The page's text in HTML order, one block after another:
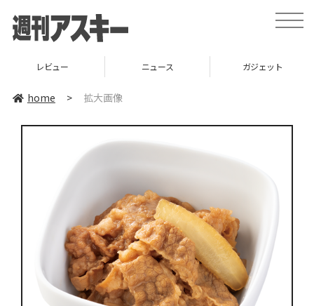
toggle
レビュー ニュース ガジェット
home > 拡大画像